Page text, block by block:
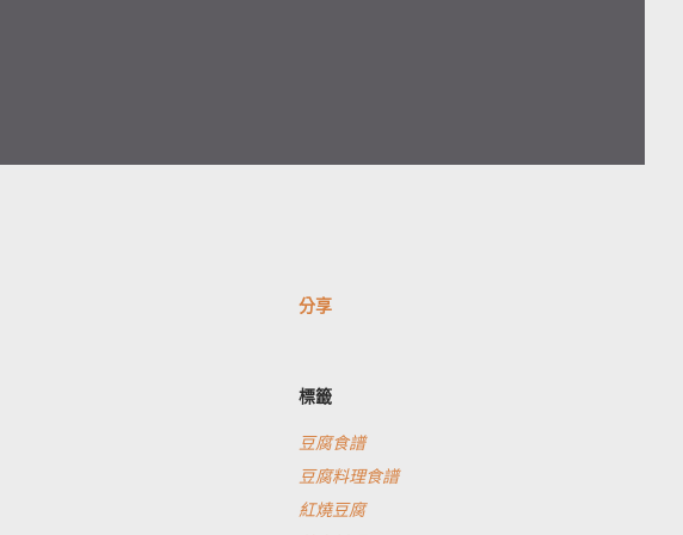
分享
標籤
豆腐食譜
豆腐料理食譜
紅燒豆腐